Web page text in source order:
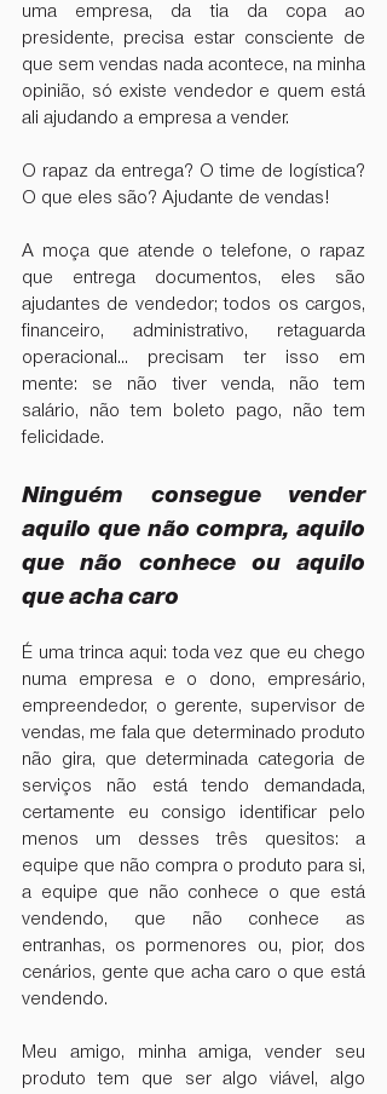
uma empresa, da tia da copa ao
presidente, precisa estar consciente de
que sem vendas nada acontece, na minha
opinião, só existe vendedor e quem está
ali ajudando a empresa a vender.
O rapaz da entrega? O time de logística?
O que eles são? Ajudante de vendas!
A moça que atende o telefone, o rapaz
que entrega documentos, eles são
ajudantes de vendedor; todos os cargos,
financeiro, administrativo, retaguarda
operacional... precisam ter isso em
mente: se não tiver venda, não tem
salário, não tem boleto pago, não tem
felicidade.
Ninguém consegue vender
aquilo que não compra, aquilo
que não conhece ou aquilo
que acha caro
É uma trinca aqui: toda vez que eu chego
numa empresa e o dono, empresário,
empreendedor, o gerente, supervisor de
vendas, me fala que determinado produto
não gira, que determinada categoria de
serviços não está tendo demandada,
certamente eu consigo identificar pelo
menos um desses três quesitos: a
equipe que não compra o produto para si,
a equipe que não conhece o que está
vendendo, que não conhece as
entranhas, os pormenores ou, pior, dos
cenários, gente que acha caro o que está
vendendo.
Meu amigo, minha amiga, vender seu
produto tem que ser algo viável, algo